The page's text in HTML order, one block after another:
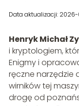
Data aktualizacji: 2026-
Henryk Michał
i kryptologiem,
Enigmy i
ręczne narzędzie
wirników tej
drogę od